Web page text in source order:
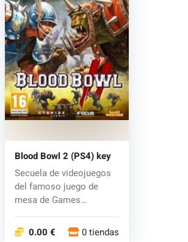
Blood Bowl 2 (PS4) key
Secuela de videojuegos
del famoso juego de
mesa de Games
0.00 € 0 tiendas